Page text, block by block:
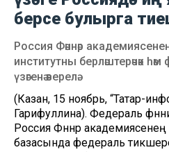
берсе булырга
Россия Фәннәр
институтны берләштерәчәк
үзәгенә әверелә.
(Казан, 15 ноябрь, “Татар-
Гарифуллина). Федераль
Россия Фәннәр академиясенең
базасында федераль